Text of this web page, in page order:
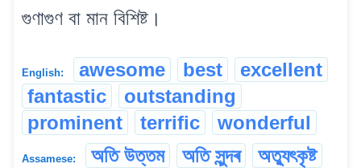
গুণাগুণ বা মান বিশিষ্ট।
English: awesome best
excellent
fantastic
outstanding
prominent
terrific wonderful
Assamese: অতি উত্তম অতি সুন্দৰ
অত্যুৎকৃষ্ট